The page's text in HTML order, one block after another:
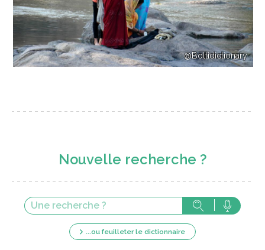
@Boltidictionary
Nouvelle recherche ?
...ou feuilleter le dictionnaire